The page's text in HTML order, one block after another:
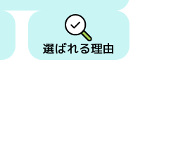
選ばれる理由